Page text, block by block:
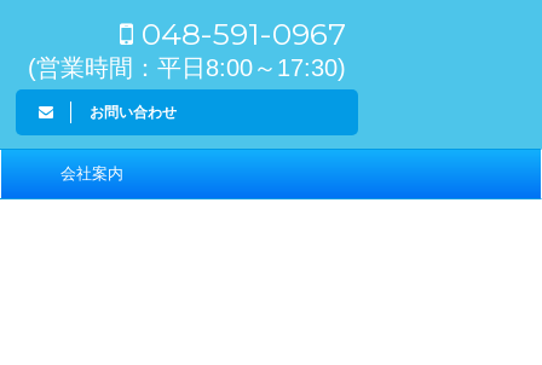
048-591-0967
(営業時間：平日8:00～17:30)
お問い合わせ
会社案内